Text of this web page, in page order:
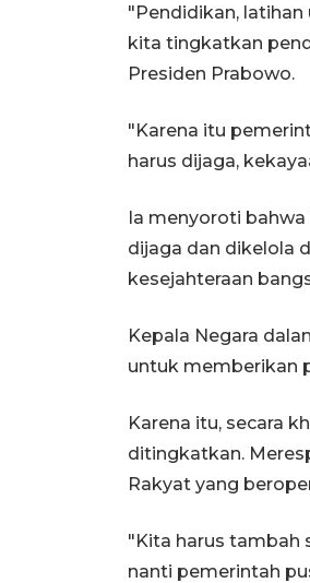
"Pendidikan,
kita tingkatkan
Presiden Prabowo.
"Karena itu
harus dijaga,
Ia menyoroti
dijaga dan dikelola
kesejahteraan
Kepala Negara
untuk memberikan
Karena itu, secara
ditingkatkan.
Rakyat yang
"Kita harus tambah
nanti pemerintah